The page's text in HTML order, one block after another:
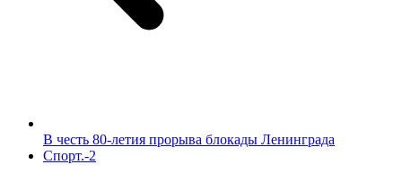
В честь 80-летия прорыва блокады Ленинграда
Спорт.-2